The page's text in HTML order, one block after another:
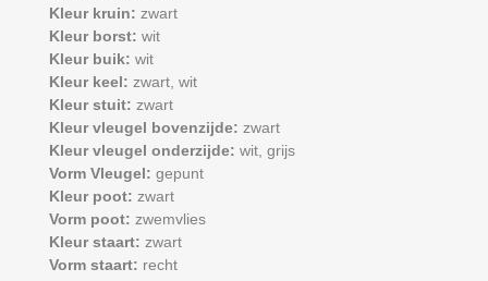
Kleur kruin: zwart
Kleur borst: wit
Kleur buik: wit
Kleur keel: zwart, wit
Kleur stuit: zwart
Kleur vleugel bovenzijde: zwart
Kleur vleugel onderzijde: wit, grijs
Vorm Vleugel: gepunt
Kleur poot: zwart
Vorm poot: zwemvlies
Kleur staart: zwart
Vorm staart: recht